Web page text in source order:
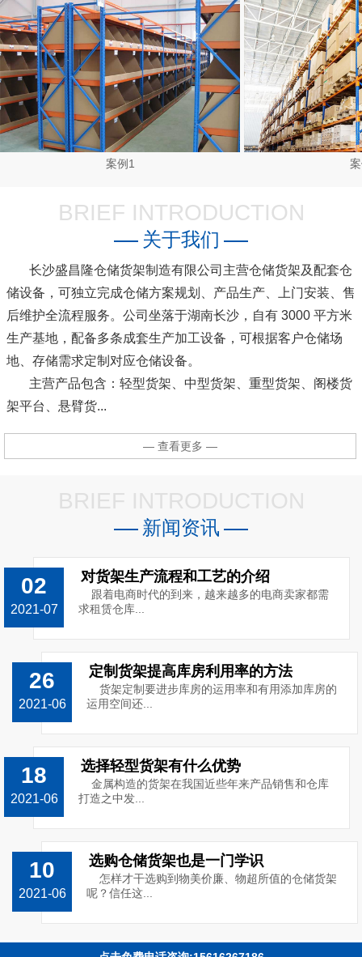
案例1
BRIEF INTRODUCTION
关于我们
长沙盛昌隆仓储货架制造有限公司主营仓储货架及配套仓
储设备，可独立完成仓储方案规划、产品生产、上门安装、售
后维护全流程服务。公司坐落于湖南长沙，自有 3000 平方米
生产基地，配备多条成套生产加工设备，可根据客户仓储场
地、存储需求定制对应仓储设备。
主营产品包含：轻型货架、中型货架、重型货架、阁楼货
架平台、悬臂货...
— 查看更多 —
BRIEF INTRODUCTION
新闻资讯
02
2021-07
对货架生产流程和工艺的介绍
跟着电商时代的到来，越来越多的电商卖家都需
求租赁仓库...
26
2021-06
定制货架提高库房利用率的方法
货架定制要进步库房的运用率和有用添加库房的
运用空间还...
18
2021-06
选择轻型货架有什么优势
金属构造的货架在我国近些年来产品销售和仓库
打造之中发...
10
2021-06
选购仓储货架也是一门学识
怎样才干选购到物美价廉、物超所值的仓储货架
呢？信任这...